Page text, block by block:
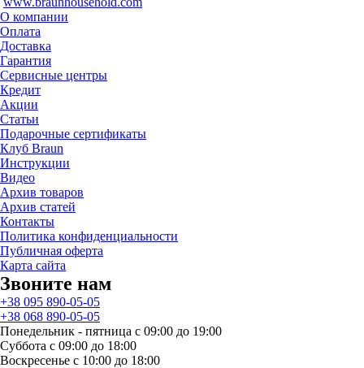
О компании
Оплата
Доставка
Гарантия
Сервисные центры
Кредит
Акции
Статьи
Подарочные сертификаты
Клуб Braun
Инструкции
Видео
Архив товаров
Архив статей
Контакты
Политика конфиденциальности
Публичная оферта
Карта сайта
Звоните нам
+38 095 890-05-05
+38 068 890-05-05
Понедельник - пятница с 09:00 до 19:00
Суббота с 09:00 до 18:00
Воскресенье с 10:00 до 18:00